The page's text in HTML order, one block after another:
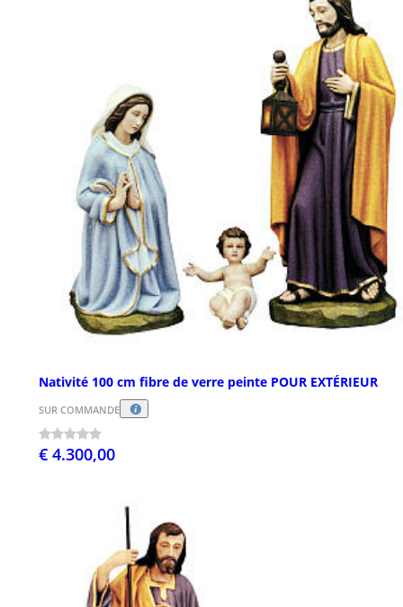
Nativité 100 cm fibre de verre peinte POUR EXTÉRIEUR
SUR COMMANDE
€ 4.300,00